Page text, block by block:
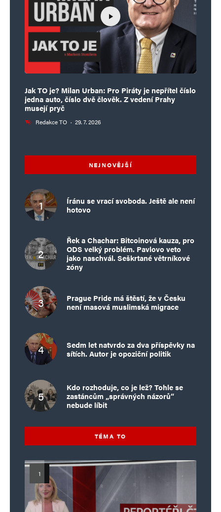
Jak TO je? Milan Urban: Pro Piráty je nepřítel číslo
jedna auto, číslo dvě člověk. Z vedení Prahy
musejí pryč
Redakce TO · 29. 7. 2026
NEJNOVĚJŠÍ
Íránu se vrací svoboda. Ještě ale není
hotovo
Řek a Chachar: Bitcoinová kauza, pro
ODS velký problém. Pavlovo veto
jako naschvál. Seškrtané větrníkové
zóny
Prague Pride má štěstí, že v Česku
není masová muslimská migrace
Sedm let natvrdo za dva příspěvky na
sítích. Autor je opoziční politik
Kdo rozhoduje, co je lež? Tohle se
zastáncům „správných názorů“
nebude líbit
TÉMA TO